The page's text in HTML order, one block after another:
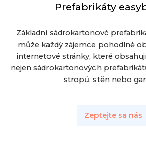
Prefabrikáty
Základní sádrokartonové
může každý zájemce pohodlně
internetové stránky, které
nejen sádrokartonových
stropů, stěn nebo
Zeptejte sa nás